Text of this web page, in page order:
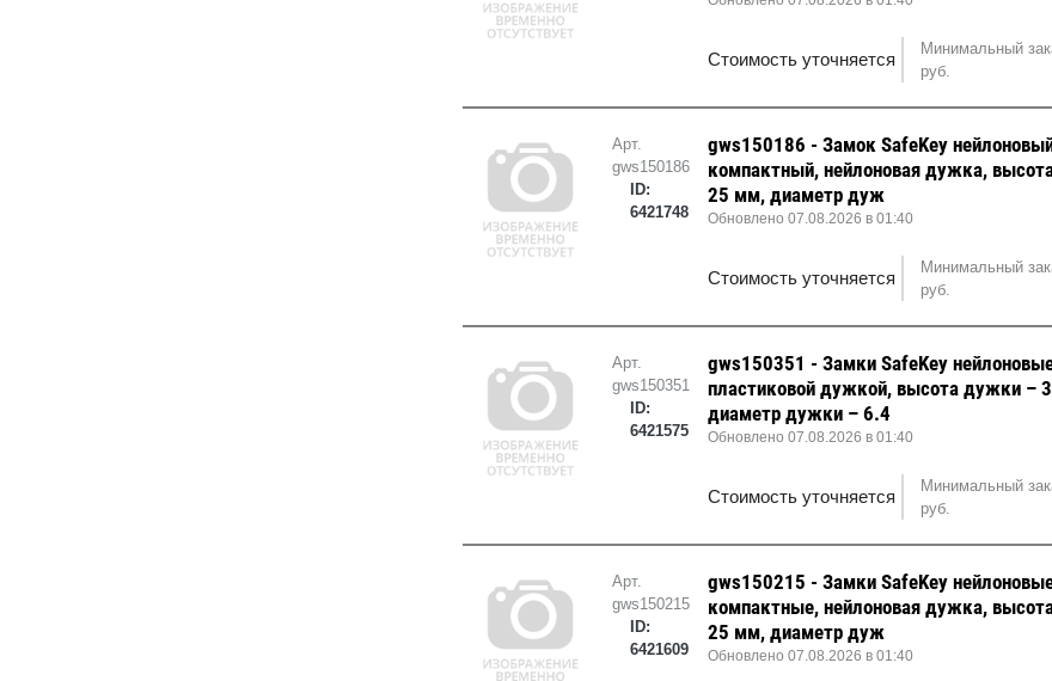
Стоимость уточняется
Минимальный
руб.
Арт.
gws150186
ID:
6421748
gws150186 - Замок SafeKey
компактный, нейлоновая дужка,
25 мм, диаметр дуж
Обновлено 07.08.2026 в 01:40
Стоимость уточняется
Минимальный
руб.
Арт.
gws150351
ID:
6421575
gws150351 - Замки SafeKey
пластиковой дужкой, высота дужки –
диаметр дужки – 6.4
Обновлено 07.08.2026 в 01:40
Стоимость уточняется
Минимальный
руб.
Арт.
gws150215
ID:
6421609
gws150215 - Замки SafeKey
компактные, нейлоновая дужка,
25 мм, диаметр дуж
Обновлено 07.08.2026 в 01:40